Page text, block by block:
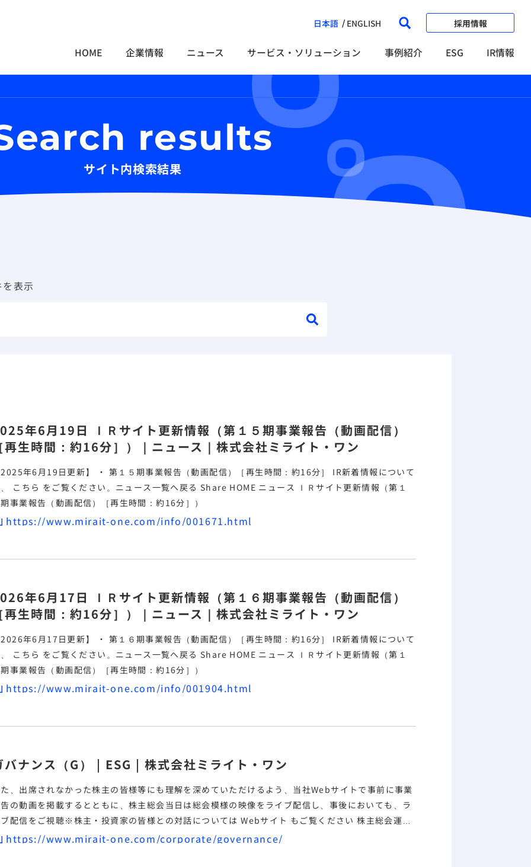
日本語 ENGLISH 採用情報
HOME 企業情報 ニュース サービス・ソリューション 事例紹介 ESG IR情報
results
サイト内検索結果
表示
年6月19日 ＩＲサイト更新情報（第１５期事業報告 （動画配信）
再生時間：約16分］）｜ニュース｜株式会社ミライト・ワン
年6月19日更新】 ・ 第１５期事業報告 （動画配信）［再生時間：約16分］ IR新着情報について
こちら をご覧ください。 ニュース一覧へ戻る Share HOME ニュース ＩＲサイト更新情報（第１
事業報告 （動画配信）［再生時間：約16分］）
https://www.mirait-one.com/info/001671.html
年6月17日 ＩＲサイト更新情報（第１６期事業報告 （動画配信）
再生時間：約16分］）｜ニュース｜株式会社ミライト・ワン
年6月17日更新】 ・ 第１６期事業報告 （動画配信）［再生時間：約16分］ IR新着情報について
こちら をご覧ください。 ニュース一覧へ戻る Share HOME ニュース ＩＲサイト更新情報（第１
事業報告 （動画配信）［再生時間：約16分］）
https://www.mirait-one.com/info/001904.html
バナンス（G） | ESG | 株式会社ミライト・ワン
、出席されなかった株主の皆様等にも理解を深めていただけるよう、当社Webサイトで事前に事業
の動画を掲載するとともに、株主総会当日は総会模様の映像をライブ配信し、事後においても、ラ
配信をご視聴※株主・投資家の皆様との対話については Webサイト もご覧ください 株主総会運営
と議決権行使の円滑化に向けた取り組み状況 株主総会の運営については、招集通知のカラー化や
https://www.mirait-one.com/corporate/governance/